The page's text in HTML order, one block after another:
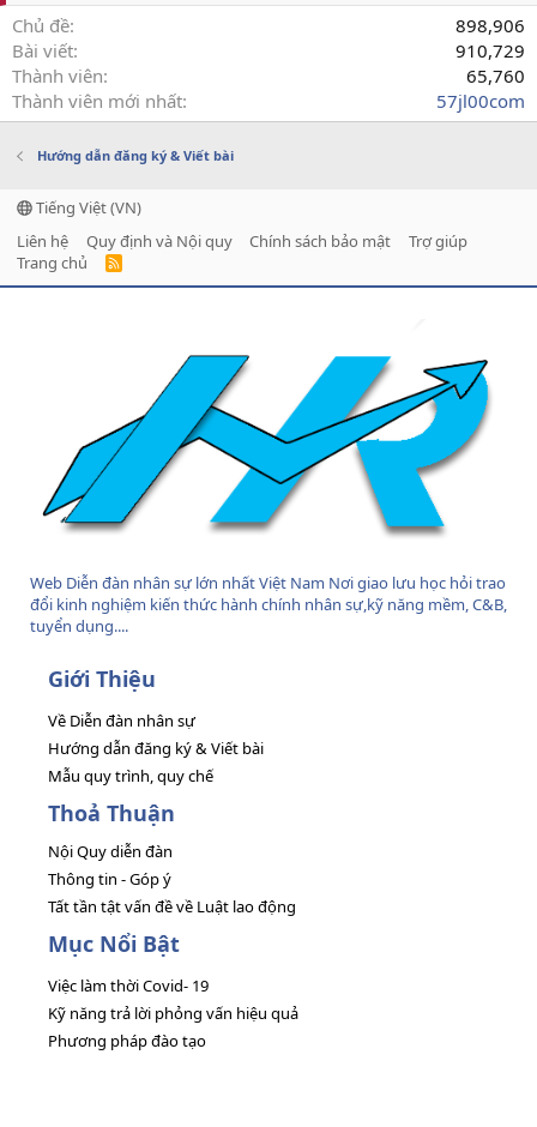
Chủ đề
898,906
Bài viết
910,729
Thành viên
65,760
Thành viên mới nhất
57jl00com
Hướng dẫn đăng ký & Viết bài
Tiếng Việt (VN)
Liên hệ
Quy định và Nội quy Chính sách bảo mật
Trợ giúp
Trang chủ
R
Web Diễn đàn nhân sự lớn nhất Việt Nam Nơi giao lưu học hỏi trao
đổi kinh nghiệm kiến thức hành chính nhân sự,kỹ năng mềm, C&B,
tuyển dụng....
Giới Thiệu
Về Diễn đàn nhân sự
Hướng dẫn đăng ký & Viết bài
Mẫu quy trình, quy chế
Thoả Thuận
Nội Quy diễn đàn
Thông tin - Góp ý
Tất tần tật vấn đề về Luật lao động
Mục Nổi Bật
Việc làm thời Covid- 19
Kỹ năng trả lời phỏng vấn hiệu quả
Phương pháp đào tạo